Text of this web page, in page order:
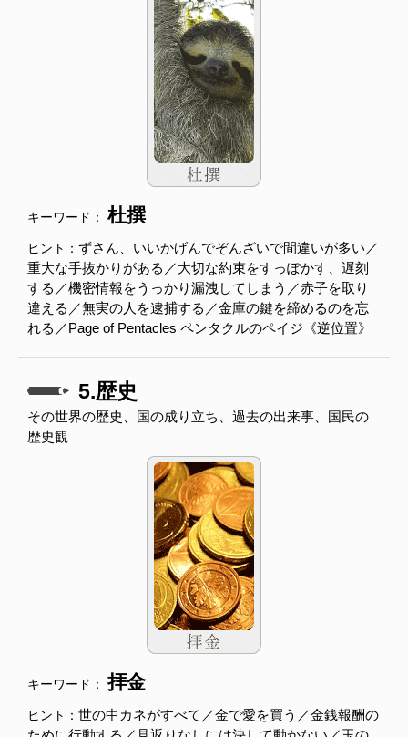
キーワード： 杜撰
ヒント： ずさん、いいかげんでぞんざいで間違いが多い／
重大な手抜かりがある／大切な約束をすっぽかす、遅刻
する／機密情報をうっかり漏洩してしまう／赤子を取り
違える／無実の人を逮捕する／金庫の鍵を締めるのを忘
れる／Page of Pentacles ペンタクルのペイジ《逆位置》
5.歴史
その世界の歴史、国の成り立ち、過去の出来事、国民の
歴史観
キーワード： 拝金
ヒント： 世の中カネがすべて／金で愛を買う／金銭報酬の